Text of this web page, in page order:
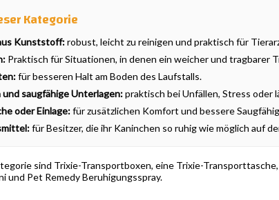
Kategorie
Kunststoff:robust, leicht zu reinigen und praktisch für
Praktisch für Situationen, in denen ein weicher und tragbarer
für besseren Halt am Boden des Laufstalls.
saugfähige Unterlagen:praktisch bei Unfällen, Stress oder
oder Einlage:für zusätzlichen Komfort und bessere
für Besitzer, die ihr Kaninchen so ruhig wie möglich auf
sind Trixie-Transportboxen, eine Trixie-
und Pet Remedy Beruhigungsspray.